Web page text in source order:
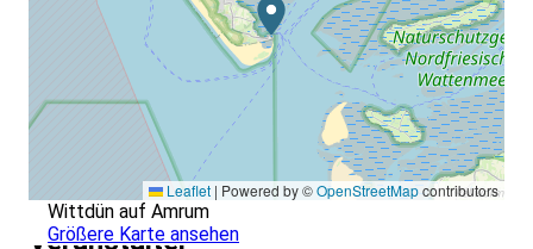
Leaflet | Powered by ©OpenStreetMapcontributors
Wittdün auf Amrum
Größere Karte ansehen
Veranstalter